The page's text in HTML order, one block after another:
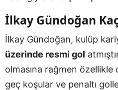
İlkay Gündoğan
İlkay Gündoğan, kulüp
üzerinde resmi gol
olmasına rağmen özellikle
geç koşular ve penaltı